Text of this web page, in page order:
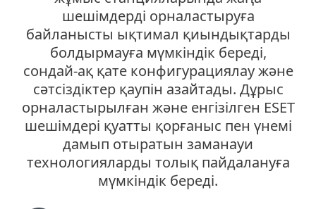
шешімдерді орналастыруға
байланысты ықтимал қиындықтарды
болдырмауға мүмкіндік береді,
сондай-ақ қате конфигурациялау және
сәтсіздіктер қаупін азайтады. Дұрыс
орналастырылған және енгізілген ESET
шешімдері қуатты қорғаныс пен үнемі
дамып отыратын заманауи
технологияларды толық пайдалануға
мүмкіндік береді.